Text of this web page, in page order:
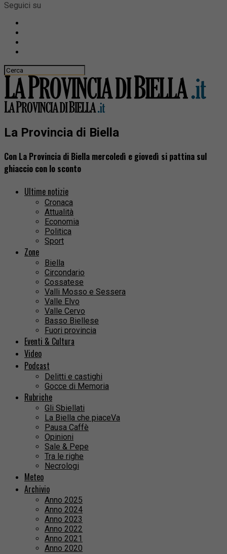
Seguici su
La Provincia di Biella
Con La Provincia di Biella mercoledì e giovedì si pattina sul
ghiaccio con lo sconto
Ultime notizie
Cronaca
Attualità
Economia
Politica
Sport
Zone
Biella
Circondario
Cossatese
Valli Mosso e Sessera
Valle Elvo
Valle Cervo
Basso Biellese
Fuori provincia
Eventi & Cultura
Video
Podcast
Delitti e castighi
Gocce di Memoria
Rubriche
Gli Sbiellati
La Biella che piaceVa
Pausa Caffè
Opinioni
Sale & Pepe
Tra le righe
Necrologi
Meteo
Archivio
Anno 2025
Anno 2024
Anno 2023
Anno 2022
Anno 2021
Anno 2020